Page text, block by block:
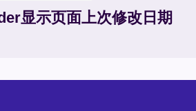
显示页面上次修改日期